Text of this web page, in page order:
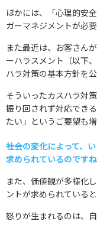
ほかには、「心理的安
ガーマネジメントが必
また最近は、お客さん
ーハラスメント（以下
ハラ対策の基本方針を
そういったカスハラ対
振り回されず対応でき
たい」というご要望も増
――社会の変化によって
求められているのですね
また、価値観が多様化
ントが求められている
怒りが生まれるのは、